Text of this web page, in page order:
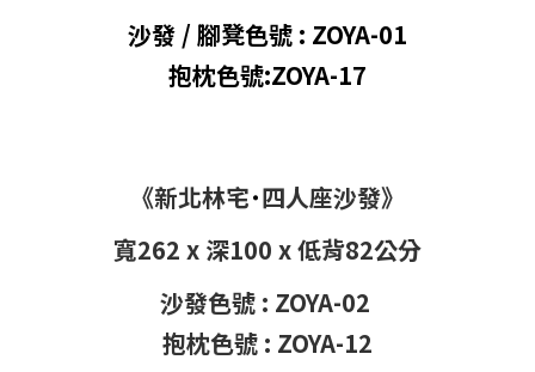
沙發 / 腳凳色號 : ZOYA-01
抱枕色號:ZOYA-17
《新北林宅˙四人座沙發》
寬262 x 深100 x 低背82公分
沙發色號 : ZOYA-02
抱枕色號 : ZOYA-12